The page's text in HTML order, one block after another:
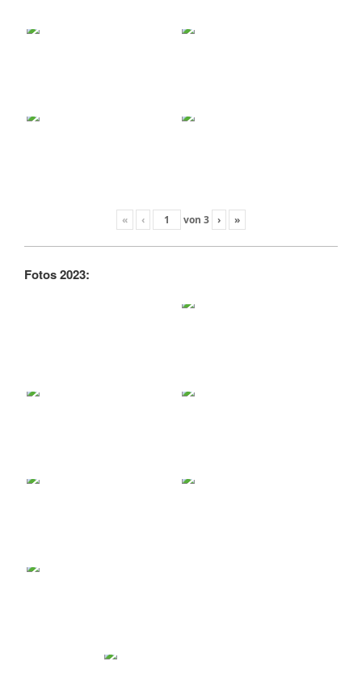
« ‹ von 3 › »
Fotos 2023: